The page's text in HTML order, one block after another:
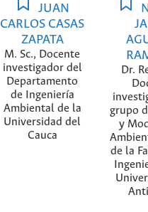
JUAN
CARLOS CASAS
ZAPATA
M. Sc., Docente
investigador del
Departamento
de Ingeniería
Ambiental de la
Universidad del
Cauca
Dr.
grupo
y
de la